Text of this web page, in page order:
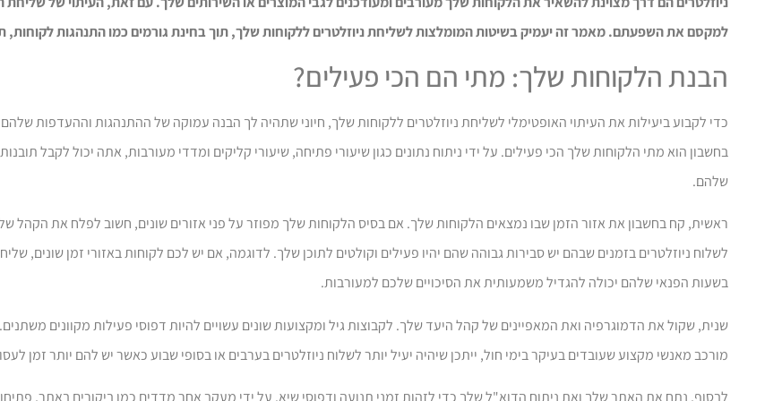
למקסם את השפעתם. מאמר זה יעמיק בשיטות המומלצות לשליחת ניוזלטרים ללקוחות שלך, תוך בחינת גורמים כמו התנהגות לקוחות,
הבנת הלקוחות שלך: מתי הם הכי פעילים?
כדי לקבוע ביעילות את העיתוי האופטימלי לשליחת ניוזלטרים ללקוחות שלך, חיוני שתהיה לך הבנה עמוקה של ההתנהגות וההעדפות
בחשבון הוא מתי הלקוחות שלך הכי פעילים. על ידי ניתוח נתונים כגון שיעורי פתיחה, שיעורי קליקים ומדדי מעורבות, אתה יכול לקבל
שלהם.
ראשית, קח בחשבון את אזור הזמן שבו נמצאים הלקוחות שלך. אם בסיס הלקוחות שלך מפוזר על פני אזורים שונים, חשוב לפלח את הקהל
לשלוח ניוזלטרים בזמנים שבהם יש סבירות גבוהה שהם יהיו פעילים וקולטים לתוכן שלך. לדוגמה, אם יש לכם לקוחות באזורי זמן שונים,
בשעות הפנאי שלהם יכולה להגדיל משמעותית את הסיכויים שלכם למעורבות.
שנית, שקול את הדמוגרפיה ואת המאפיינים של קהל היעד שלך. לקבוצות גיל ומקצועות שונים עשויים להיות דפוסי פעילות מקוונים
מורכב מאנשי מקצוע שעובדים בעיקר בימי חול, ייתכן שיהיה יעיל יותר לשלוח ניוזלטרים בערבים או בסופי שבוע כאשר יש להם יותר זמן
לבסוף, נתח את האתר שלך ואת ניתוח הדוא"ל שלך כדי לזהות זמני תנועה ודפוסי שיא. על ידי מעקב אחר מדדים כמו ביקורים באתר,